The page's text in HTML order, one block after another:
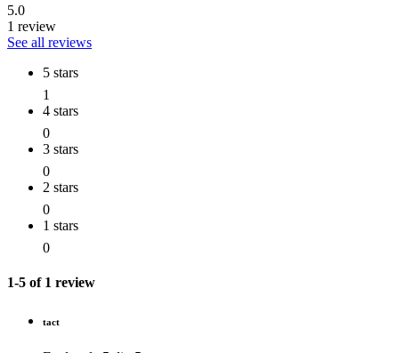
5.0
1 review
See all reviews
5 stars
1
4 stars
0
3 stars
0
2 stars
0
1 stars
0
1-5 of 1 review
tact